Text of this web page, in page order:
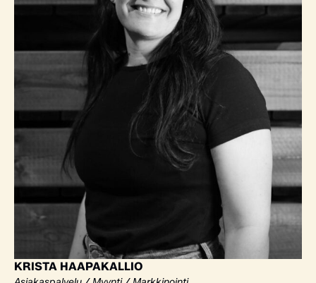
KRISTA HAAPAKALLIO